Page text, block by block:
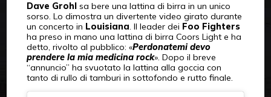
Dave Grohlsa bere una lattina di birra in un unico
sorso. Lo dimostra un divertente video girato durante
un concerto in Louisiana. Il leader dei Foo Fighters
ha preso in mano una lattina di birra Coors Light e ha
detto, rivolto al pubblico: «Perdonatemi devo
prendere la mia medicina rock». Dopo il breve
“annuncio” ha svuotato la lattina alla goccia con
tanto di rullo di tamburi in sottofondo e rutto finale.